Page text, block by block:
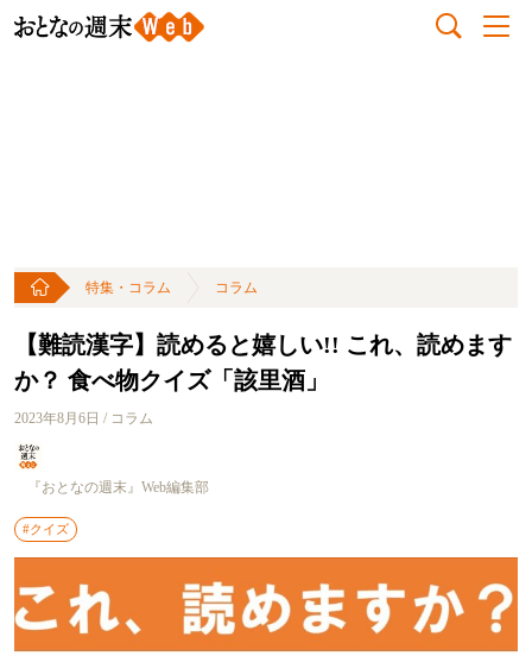
特集・コラム コラム
【難読漢字】読めると嬉しい!! これ、読めます
か？ 食べ物クイズ「該里酒」
2023年8月6日 / コラム
『おとなの週末』Web編集部
#クイズ